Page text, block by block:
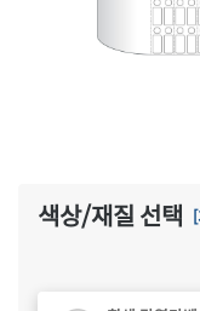
색상/재질 선택